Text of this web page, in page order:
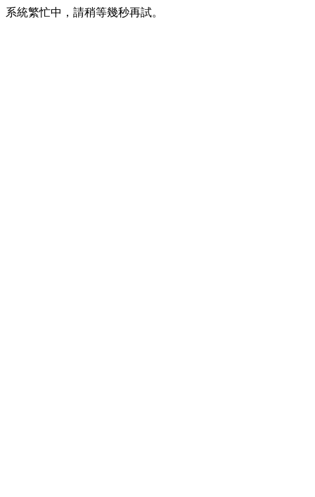
系統繁忙中，請稍等幾秒再試。